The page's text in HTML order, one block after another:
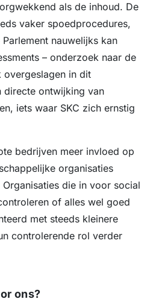
als de inhoud. De
vaker spoedprocedures,
nauwelijks kan
– onderzoek naar de
in dit
directe ontwijking van
iets waar SKC zich ernstig
bedrijven meer invloed op
organisaties
die in voor social
of alles wel goed
met steeds kleinere
controlerende rol verder
ons?